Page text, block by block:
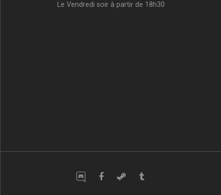
Le Vendredi soir à partir de 18h30